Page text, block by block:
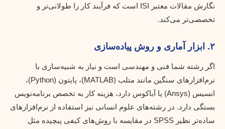
نگارش مقالات معتبر ISI است که فرآیند کار را طولانی‌تر و
تخصصی‌تر می‌کند.
۲. ابزار آماری و روش پیاده‌سازی
اگر رشته شما فنی و مهندسی است و نیاز به شبیه‌سازی با
نرم‌افزارهای سنگین مانند متلب (MATLAB)، پایتون (Python)،
انسیس (Ansys) یا آباکوس دارد، هزینه کار به تخصص برنامه‌نویس
بستگی دارد. در رشته‌های علوم انسانی نیز استفاده از نرم‌افزارهای
ساده‌تر نظیر SPSS در مقایسه با روش‌های کیفی پیچیده مثل